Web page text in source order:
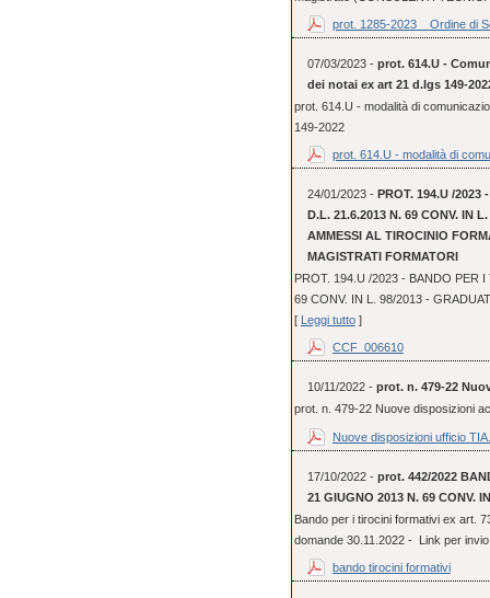
prot. 1285-2023 _ Ordine di
07/03/2023 - prot. 614.U -
dei notai ex art 21 d.lgs 149-
prot. 614.U - modalità di
149-2022
prot. 614.U - modalità di
24/01/2023 - PROT. 194.U /2023
D.L. 21.6.2013 N. 69 CONV. IN
AMMESSI AL TIROCINIO
MAGISTRATI FORMATORI
PROT. 194.U /2023 - BANDO PER
69 CONV. IN L. 98/2013 -
[
Leggi tutto]
CCF_006610
10/11/2022 - prot. n. 479-22
prot. n. 479-22 Nuove disposizioni
Nuove disposizioni ufficio
17/10/2022 - prot. 442/2022
21 GIUGNO 2013 N. 69 CONV.
Bando per i tirocini formativi ex art.
domande 30.11.2022 - Link per
bando tirocini formativi